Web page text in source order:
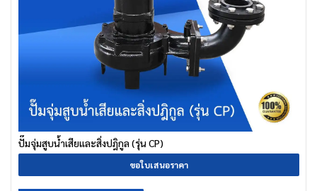
ปั๊มจุ่มสูบน้ำเสียและสิ่งปฎิกูล (รุ่น CP)
ขอใบเสนอราคา